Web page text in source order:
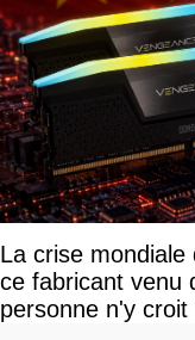
La crise
ce fabricant venu
personne n'y croit